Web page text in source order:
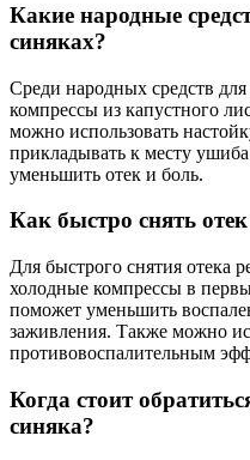
Какие народные
синяках?
Среди народных средств
компрессы из капустного
можно использовать
прикладывать к месту
уменьшить отек и боль.
Как быстро снять
Для быстрого снятия отека
холодные компрессы в
поможет уменьшить
заживления. Также можно
противовоспалительным
Когда стоит
синяка?